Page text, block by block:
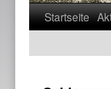
Startseite